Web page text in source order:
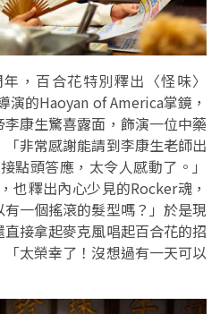
，百合花特別釋出〈怪味〉
演的Haoyan of America掌鏡，
康生驚喜露面，飾演一位中藥
非常感謝能請到李康生老師出
點頭答應，太令人感動了。」
也釋出內心少見的Rocker魂，
一個搖滾的髮型嗎？」於是現
接拿起麥克風唱起百合花的招
太榮幸了！沒想過有一天可以